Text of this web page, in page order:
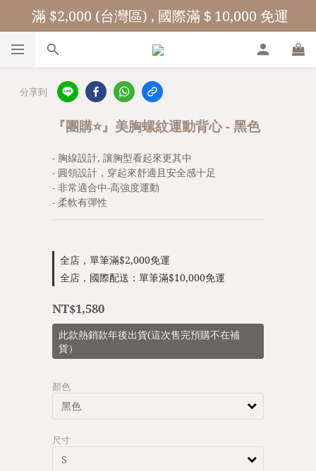
滿 $2,000 (台灣區) , 國際滿＄10,000 免運
分享到
『團購⭐️』美胸螺紋運動背心 - 黑色
- 胸線設計, 讓胸型看起來更其中
- 圓領設計，穿起來舒適且安全感十足
- 非常適合中-高強度運動
- 柔軟有彈性
全店，單筆滿$2,000免運
全店，國際配送：單筆滿$10,000免運
NT$1,580
此款熱銷款年後出貨(這次售完預購不在補
貨）
顏色
尺寸